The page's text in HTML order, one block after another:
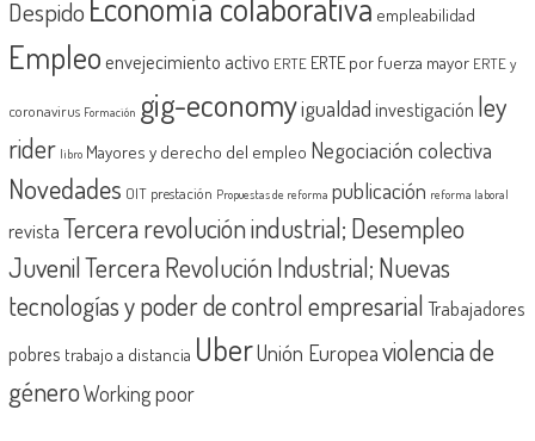
Despido empleabilidad
Empleoenvejecimiento activo ERTE ERTE por fuerza mayor ERTE y
coronavirus Formación gig-economyigualdadinvestigación ley
rider libro Mayores y derecho del empleo Negociación colectiva
Novedades OIT prestación Propuestas de reforma publicación reforma laboral
revistaTercera revolución industrial; Desempleo
JuvenilTercera Revolución Industrial; Nuevas
tecnologías y poder de control empresarial Trabajadores
pobres trabajo a distancia UberUnión Europeaviolencia de
géneroWorking poor